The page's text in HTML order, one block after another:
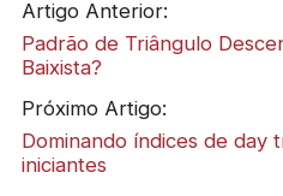
Artigo Anterior:
Padrão de Triângulo
Baixista?
Próximo Artigo:
Dominando índices de day
iniciantes